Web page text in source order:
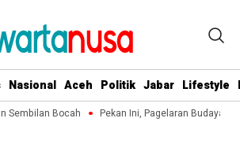
Nasional Aceh Politik Jabar Lifestyle
Sembilan Bocah Pekan Ini, Pagelaran Budaya